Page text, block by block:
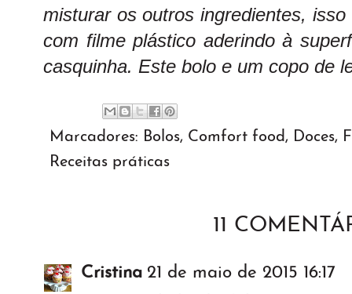
misturar os outros ingredientes,
com filme plástico aderindo à
casquinha. Este bolo e um copo de
Marcadores: Bolos, Comfort food, Doces,
Receitas práticas
11
Cristina 21 de maio de 2015 16:17